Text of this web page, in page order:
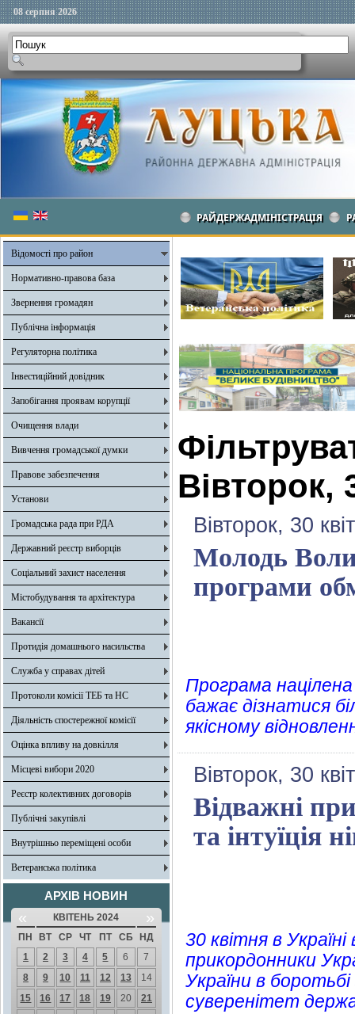
08 серпня 2026
РАЙДЕРЖАДМІНІСТРАЦІЯ
Відомості про район
Нормативно-правова база
Звернення громадян
Публічна інформація
Регуляторна політика
Інвестиційний довідник
Запобігання проявам корупції
Очищення влади
Вивчення громадської думки
Правове забезпечення
Установи
Громадська рада при РДА
Державний реєстр виборців
Соціальний захист населення
Містобудування та архітектура
Вакансії
Протидія домашнього насильства
Служба у справах дітей
Протоколи комісії ТЕБ та НС
Діяльність спостережної комісії
Оцінка впливу на довкілля
Місцеві вибори 2020
Реєстр колективних договорів
Публічні закупівлі
Внутрішньо переміщені особи
Ветеранська політика
АРХІВ НОВИН
« КВІТЕНЬ 2024 »
ПН ВТ СР ЧТ ПТ СБ
НД
1
2 3 4 5 6
7
8
9 10 11 12 13
14
15
16 17 18 19 20
21
Вівторок,
Вівторок, 30
Молодь
програми
Програма
бажає дізнатися
якісному
Вівторок, 30
Відважні
та інтуїція
30 квітня в
прикордонники
України в
суверенітет